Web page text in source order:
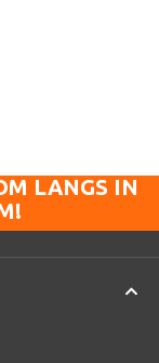
LANGS IN